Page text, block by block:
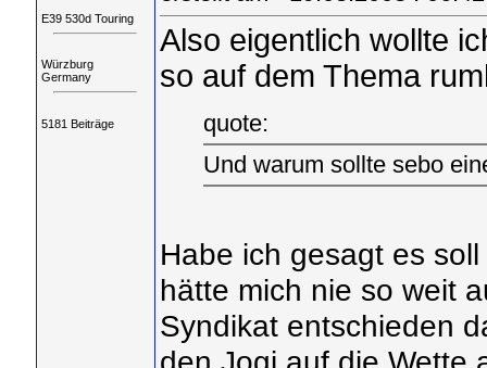
E39 530d Touring
Würzburg
Germany
5181 Beiträge
Also eigentlich wollte
so auf dem Thema
quote:
Und warum sollte sebo
Habe ich gesagt es
hätte mich nie so weit
Syndikat entschieden